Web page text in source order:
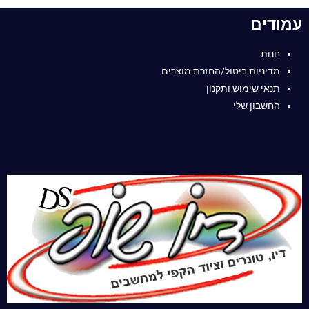
עמודים
חנות
מדיניות ביטול/החזרת מוצרים
תנאי שימוש ותקנון
החשבון שלי